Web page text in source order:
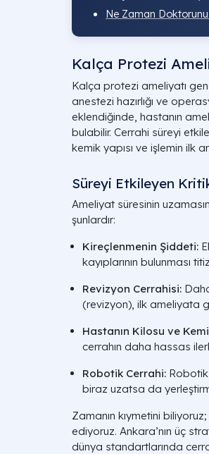
Ne Zaman
Kalça Protezi
Kalça protezi ameliyatı
anestezi hazırlığı ve
eklendiğinde, hastanın
bulabilir. Cerrahi süreyi
kemik yapısı ve işlemin ilk
Süreyi Etkileyen
Ameliyat süresinin
şunlardır:
Kireçlenmenin Şiddeti:
kayıplarının bulunması
Revizyon Cerrahisi:
(revizyon), ilk ameliyata
Hastanın Kilosu ve
cerrahın daha hassas
Robotik Cerrahi: Robotik
biraz uzatsa da
Zamanın kıymetini
ediyoruz. Ankara’nın üç
dünya standartlarında